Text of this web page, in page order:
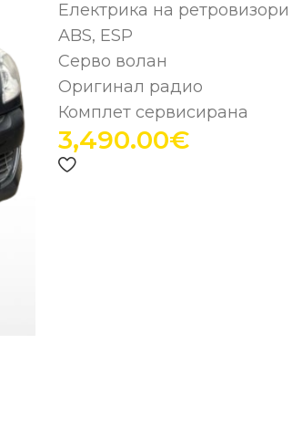
Електрика на ретровизори
ABS, ESP
Серво волан
Оригинал радио
Комплет сервисирана
3,490.00€